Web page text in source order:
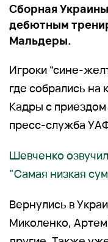
Сборная
дебютным
Мальдеры.
Игроки “сине-
где собрались на
Кадры с приездом
пресс-служба
Шевченко
"Самая низкая
Вернулись в
Миколенко,